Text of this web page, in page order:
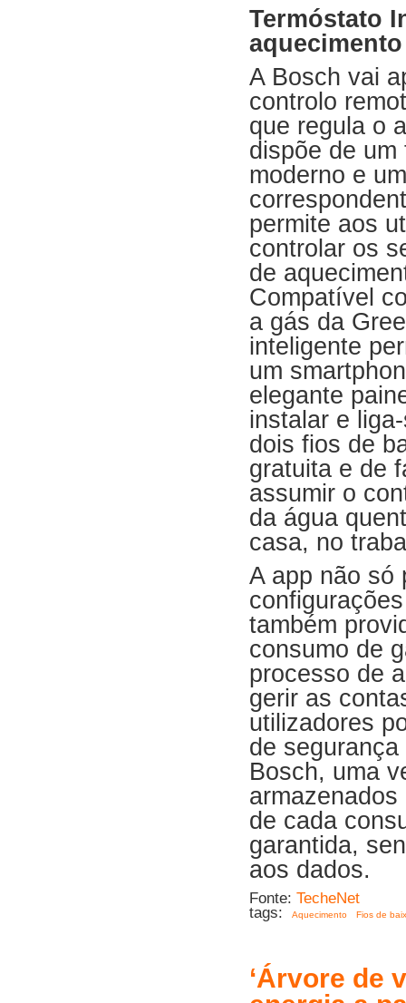
Termóstato
A Bosch vai
controlo
que regula o
dispõe de
moderno e
permite aos
controlar os
de
Compatível
a gás da
inteligente
um
elegante
instalar e
dois fios de
gratuita e de
assumir o
da água
casa, no
A app não só
também
consumo de
processo de
gerir as
utilizadores
de
Bosch, uma
de cada
garantida,
aos dados.
Fonte: TecheNet
tags:
Aquecimento Fios de
‘Árvore de